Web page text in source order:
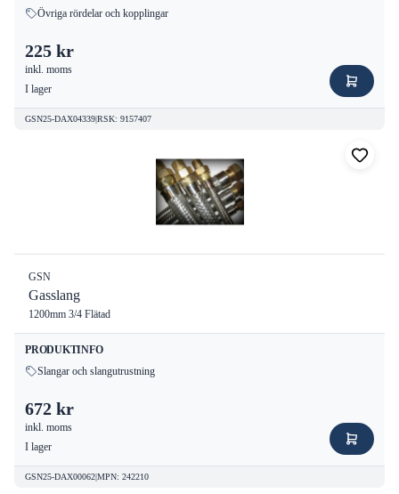
Övriga rördelar och kopplingar
225 kr
inkl. moms
I lager
GSN25-DAX04339|RSK: 9157407
GSN
Gasslang
1200mm 3/4 Flätad
PRODUKTINFO
Slangar och slangutrustning
672 kr
inkl. moms
I lager
GSN25-DAX00062|MPN: 242210